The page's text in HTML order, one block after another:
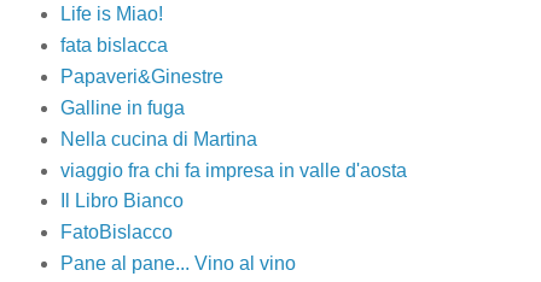
Life is Miao!
fata bislacca
Papaveri&Ginestre
Galline in fuga
Nella cucina di Martina
viaggio fra chi fa impresa in valle d'aosta
Il Libro Bianco
FatoBislacco
Pane al pane... Vino al vino